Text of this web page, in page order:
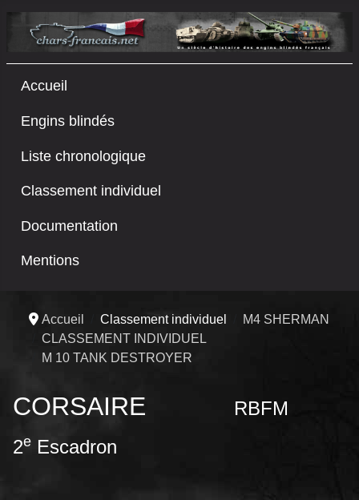
Accueil
Engins blindés
Liste chronologique
Classement individuel
Documentation
Mentions
Accueil Classement individuel
M4 SHERMAN
CLASSEMENT INDIVIDUEL
M 10 TANK DESTROYER
CORSAIRE
RBFM
2e Escadron